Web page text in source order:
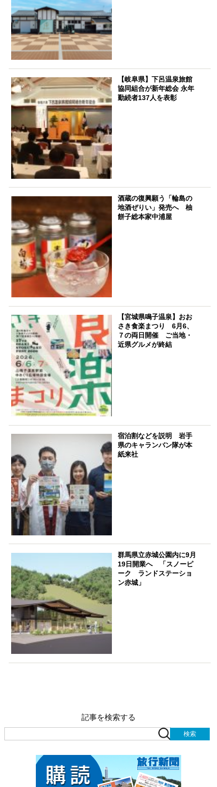
【岐阜県】下呂温泉旅館
協同組合が新年総会 永年
勤続者137人を表彰
酒蔵の復興願う「輪島の
地酒ぜりい」発売へ 柚
餅子総本家中浦屋
【宮城県鳴子温泉】おお
さき食楽まつり 6月6、
７の両日開催 ご当地・
近県グルメが終結
宿泊割などを説明 岩手
県のキャランバン隊が本
紙来社
群馬県立赤城公園内に9月
19日開業へ 「スノーピ
ーク ランドステーショ
ン赤城」
記事を検索する